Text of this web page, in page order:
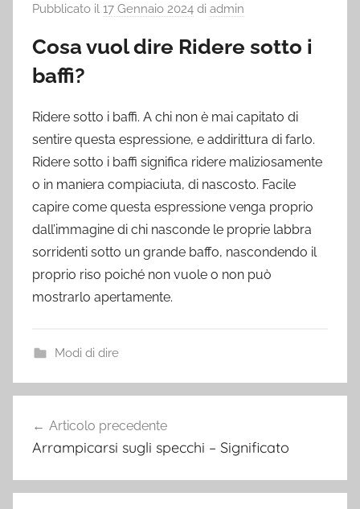
Pubblicato il 17 Gennaio 2024 di admin
Cosa vuol dire Ridere sotto i
baffi?
Ridere sotto i baffi. A chi non è mai capitato di
sentire questa espressione, e addirittura di farlo.
Ridere sotto i baffi significa ridere maliziosamente
o in maniera compiaciuta, di nascosto. Facile
capire come questa espressione venga proprio
dall’immagine di chi nasconde le proprie labbra
sorridenti sotto un grande baffo, nascondendo il
proprio riso poiché non vuole o non può
mostrarlo apertamente.
Modi di dire
articoli
Articolo precedente
Arrampicarsi sugli specchi – Significato